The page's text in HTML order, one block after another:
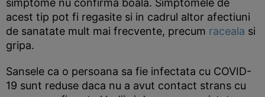
simptome nu confirma boala. Simptomele de
acest tip pot fi regasite si in cadrul altor afectiuni
de sanatate mult mai frecvente, precum raceala si
gripa.
Sansele ca o persoana sa fie infectata cu COVID-
19 sunt reduse daca nu a avut contact strans cu